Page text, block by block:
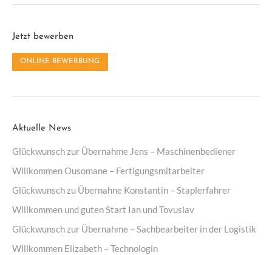
Jetzt bewerben
ONLINE BEWERBUNG
Aktuelle News
Glückwunsch zur Übernahme Jens – Maschinenbediener
Willkommen Ousomane – Fertigungsmitarbeiter
Glückwunsch zu Übernahne Konstantin – Staplerfahrer
Willkommen und guten Start Ian und Tovuslav
Glückwunsch zur Übernahme – Sachbearbeiter in der Logistik
Willkommen Elizabeth – Technologin